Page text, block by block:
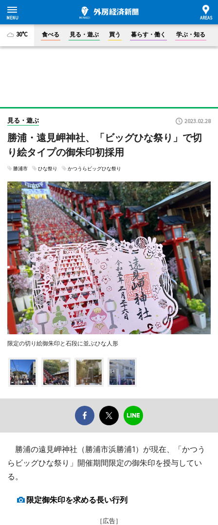
30°C 食べる 見る・遊ぶ 買う 暮らす・働く 学ぶ・知る
見る・遊ぶ 2023.02.28
勝浦・遠見岬神社、「ビッグひな祭り」で切
り絵タイプの御朱印初採用
勝浦市 ひな祭り かつうらビッグひな祭り
限定の切り絵御朱印と石段に並ぶひな人形
勝浦の遠見岬神社（勝浦市浜勝浦1）が現在、「かつう
らビッグひな祭り」開催期間限定の御朱印を授与してい
る。
限定御朱印を求める長い行列
［広告］